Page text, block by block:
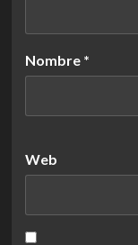
Nombre *
Web